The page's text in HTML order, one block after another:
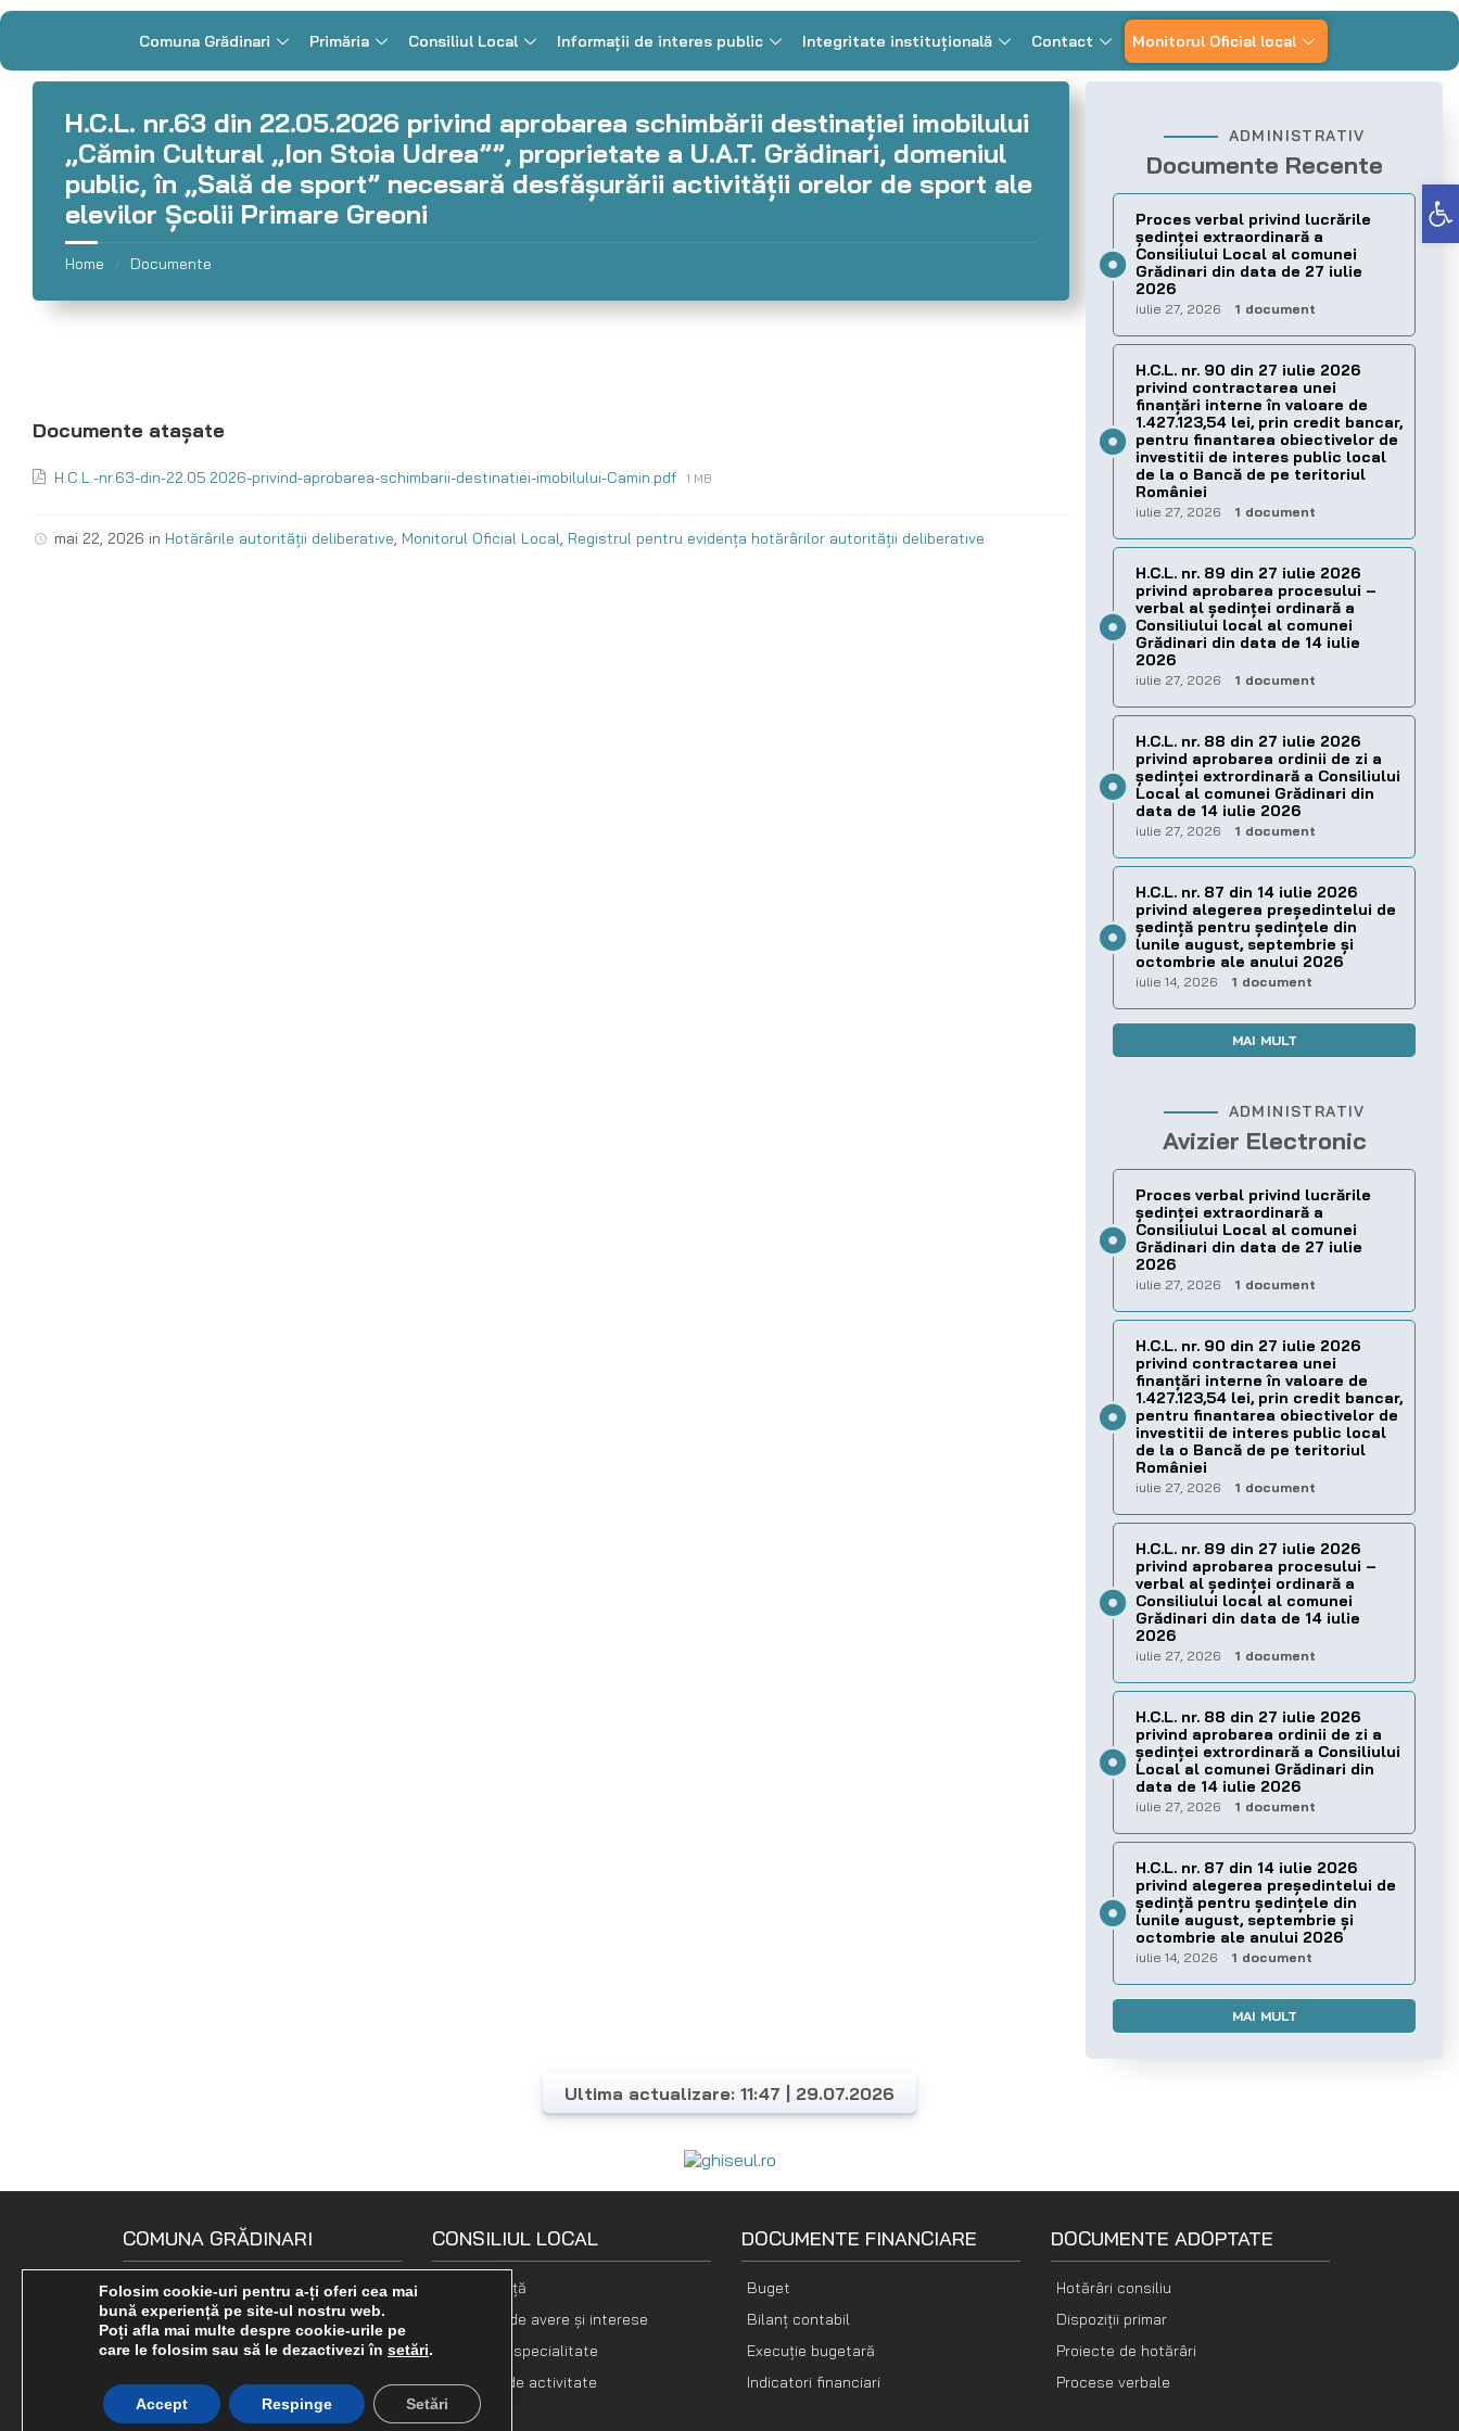
Deschide bara de unelte
Comuna Grădinari Primăria Consiliul Local Informații de interes public Integritate instituțională Contact Monitorul Oficial local
H.C.L. nr.63 din 22.05.2026 privind aprobarea schimbării destinației imobilului
„Cămin Cultural „Ion Stoia Udrea””, proprietate a U.A.T. Grădinari, domeniul
public, în „Sală de sport” necesară desfășurării activității orelor de sport ale
elevilor Școlii Primare Greoni
Home / Documente
H.C.L.-nr.63-din-22.05.2026-privind-aprobarea-schimbarii-destinatiei-imobilului-Camin.pdf 1 MB
mai 22, 2026 in Hotărârile autorității deliberative, Monitorul Oficial Local, Registrul pentru evidența hotărârilor autorității deliberative
ADMINISTRATIV
Documente Recente
Proces verbal privind lucrările
ședinței extraordinară a
Consiliului Local al comunei
Grădinari din data de 27 iulie
2026
iulie 27, 2026 1 document
H.C.L. nr. 90 din 27 iulie 2026
privind contractarea unei
finanțări interne în valoare de
1.427.123,54 lei, prin credit bancar,
pentru finantarea obiectivelor de
investitii de interes public local
de la o Bancă de pe teritoriul
României
iulie 27, 2026 1 document
H.C.L. nr. 89 din 27 iulie 2026
privind aprobarea procesului –
verbal al şedinţei ordinară a
Consiliului local al comunei
Grădinari din data de 14 iulie
2026
iulie 27, 2026 1 document
H.C.L. nr. 88 din 27 iulie 2026
privind aprobarea ordinii de zi a
şedinţei extrordinară a Consiliului
Local al comunei Grădinari din
data de 14 iulie 2026
iulie 27, 2026 1 document
H.C.L. nr. 87 din 14 iulie 2026
privind alegerea preşedintelui de
şedinţă pentru ședințele din
lunile august, septembrie și
octombrie ale anului 2026
iulie 14, 2026 1 document
MAI MULT
ADMINISTRATIV
Avizier Electronic
Proces verbal privind lucrările
ședinței extraordinară a
Consiliului Local al comunei
Grădinari din data de 27 iulie
2026
iulie 27, 2026 1 document
H.C.L. nr. 90 din 27 iulie 2026
privind contractarea unei
finanțări interne în valoare de
1.427.123,54 lei, prin credit bancar,
pentru finantarea obiectivelor de
investitii de interes public local
de la o Bancă de pe teritoriul
României
iulie 27, 2026 1 document
H.C.L. nr. 89 din 27 iulie 2026
privind aprobarea procesului –
verbal al şedinţei ordinară a
Consiliului local al comunei
Grădinari din data de 14 iulie
2026
iulie 27, 2026 1 document
H.C.L. nr. 88 din 27 iulie 2026
privind aprobarea ordinii de zi a
şedinţei extrordinară a Consiliului
Local al comunei Grădinari din
data de 14 iulie 2026
iulie 27, 2026 1 document
H.C.L. nr. 87 din 14 iulie 2026
privind alegerea preşedintelui de
şedinţă pentru ședințele din
lunile august, septembrie și
octombrie ale anului 2026
iulie 14, 2026 1 document
MAI MULT
Ultima actualizare: 11:47 | 29.07.2026
COMUNA GRĂDINARI
Loc. Gradinari, str. Principala, Nr.
190
0255 575 722
primariagradinari@yahoo.com
CONSILIUL LOCAL
Componență
Declarații de avere și interese
Comisii de specialitate
Rapoarte de activitate
DOCUMENTE FINANCIARE
Buget
Bilanț contabil
Execuție bugetară
Indicatori financiari
DOCUMENTE ADOPTATE
Hotărâri consiliu
Dispoziții primar
Proiecte de hotărâri
Procese verbale
Folosim cookie-uri pentru a-ți oferi cea mai
bună experiență pe site-ul nostru web.
Poți afla mai multe despre cookie-urile pe
care le folosim sau să le dezactivezi în setări.
Accept Respinge Setări